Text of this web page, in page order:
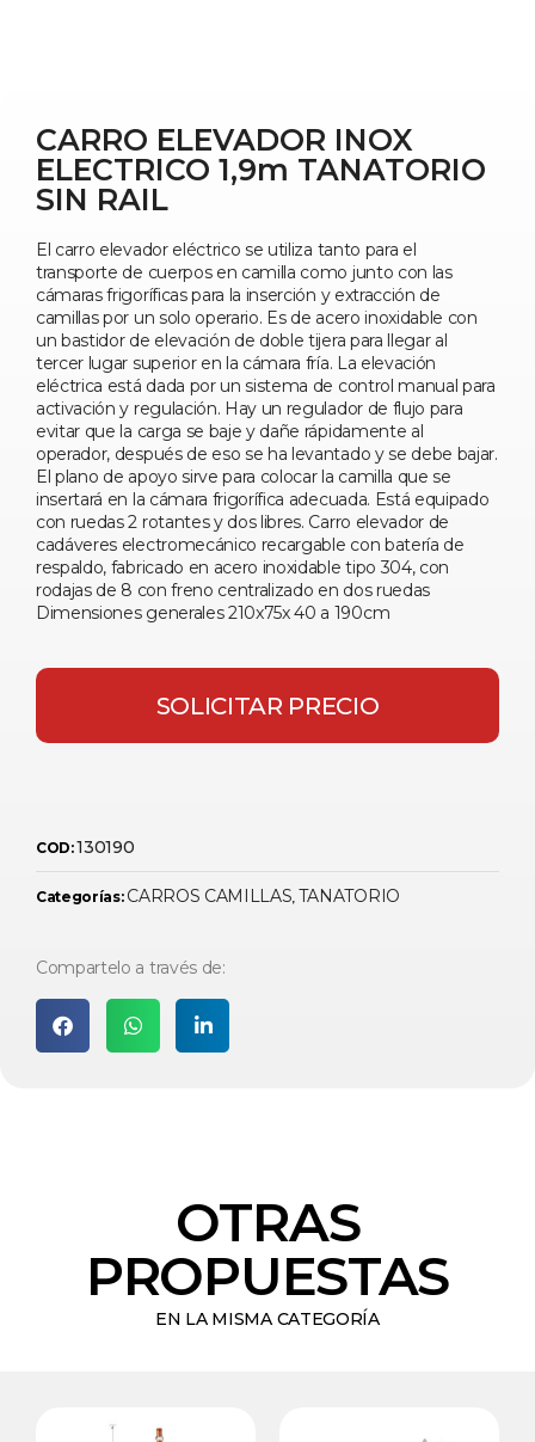
CARRO ELEVADOR INOX
ELECTRICO 1,9m TANATORIO
SIN RAIL
El carro elevador eléctrico se utiliza tanto para el
transporte de cuerpos en camilla como junto con las
cámaras frigoríficas para la inserción y extracción de
camillas por un solo operario. Es de acero inoxidable con
un bastidor de elevación de doble tijera para llegar al
tercer lugar superior en la cámara fría. La elevación
eléctrica está dada por un sistema de control manual para
activación y regulación. Hay un regulador de flujo para
evitar que la carga se baje y dañe rápidamente al
operador, después de eso se ha levantado y se debe bajar.
El plano de apoyo sirve para colocar la camilla que se
insertará en la cámara frigorífica adecuada. Está equipado
con ruedas 2 rotantes y dos libres. Carro elevador de
cadáveres electromecánico recargable con batería de
respaldo, fabricado en acero inoxidable tipo 304, con
rodajas de 8 con freno centralizado en dos ruedas
Dimensiones generales 210x75x 40 a 190cm
SOLICITAR PRECIO
COD:130190
Categorías: CARROS CAMILLAS, TANATORIO
Compartelo a través de:
OTRAS
PROPUESTAS
EN LA MISMA CATEGORÍA